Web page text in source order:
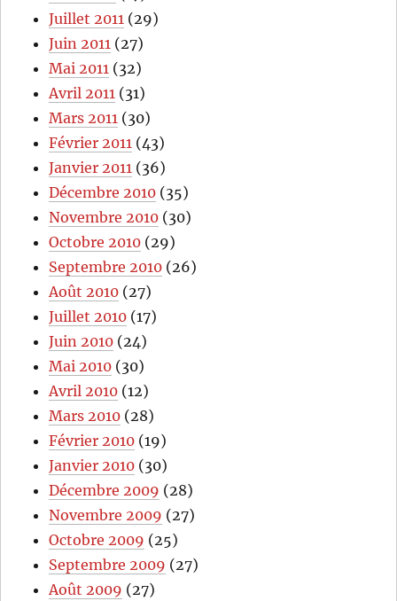
Juillet 2011 (29)
Juin 2011 (27)
Mai 2011 (32)
Avril 2011 (31)
Mars 2011 (30)
Février 2011 (43)
Janvier 2011 (36)
Décembre 2010 (35)
Novembre 2010 (30)
Octobre 2010 (29)
Septembre 2010 (26)
Août 2010 (27)
Juillet 2010 (17)
Juin 2010 (24)
Mai 2010 (30)
Avril 2010 (12)
Mars 2010 (28)
Février 2010 (19)
Janvier 2010 (30)
Décembre 2009 (28)
Novembre 2009 (27)
Octobre 2009 (25)
Septembre 2009 (27)
Août 2009 (27)